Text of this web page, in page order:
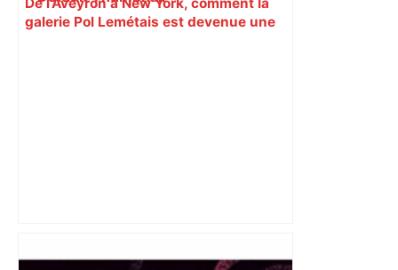
galerie Pol Lemétais est devenue une
Toulouse : prévisions météo du